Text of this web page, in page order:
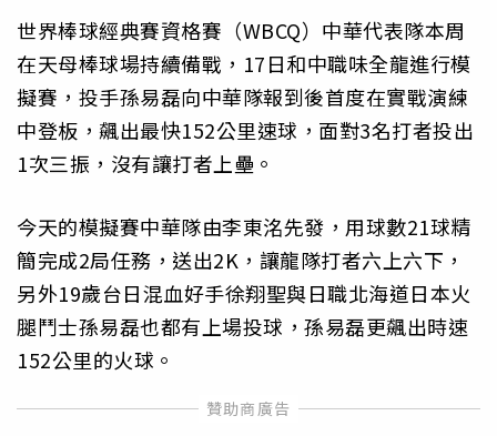
世界棒球經典賽資格賽（WBCQ）中華代表隊本周
在天母棒球場持續備戰，17日和中職味全龍進行模
擬賽，投手孫易磊向中華隊報到後首度在實戰演練
中登板，飆出最快152公里速球，面對3名打者投出
1次三振，沒有讓打者上壘。
今天的模擬賽中華隊由李東洺先發，用球數21球精
簡完成2局任務，送出2K，讓龍隊打者六上六下，
另外19歲台日混血好手徐翔聖與日職北海道日本火
腿鬥士孫易磊也都有上場投球，孫易磊更飆出時速
152公里的火球。